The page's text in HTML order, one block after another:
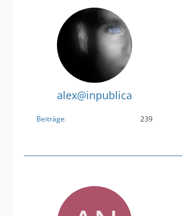
alex@inpublica
Beiträge 239